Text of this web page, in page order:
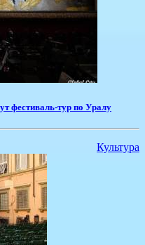
фестиваль-тур по Уралу
Культура